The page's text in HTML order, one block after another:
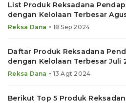
List Produk Reksadana
dengan Kelolaan Terbesar
Reksa Dana • 18 Sep 2024
Daftar Produk Reksadana
dengan Kelolaan Terbesar Juli
Reksa Dana • 13 Agt 2024
Berikut Top 5 Produk